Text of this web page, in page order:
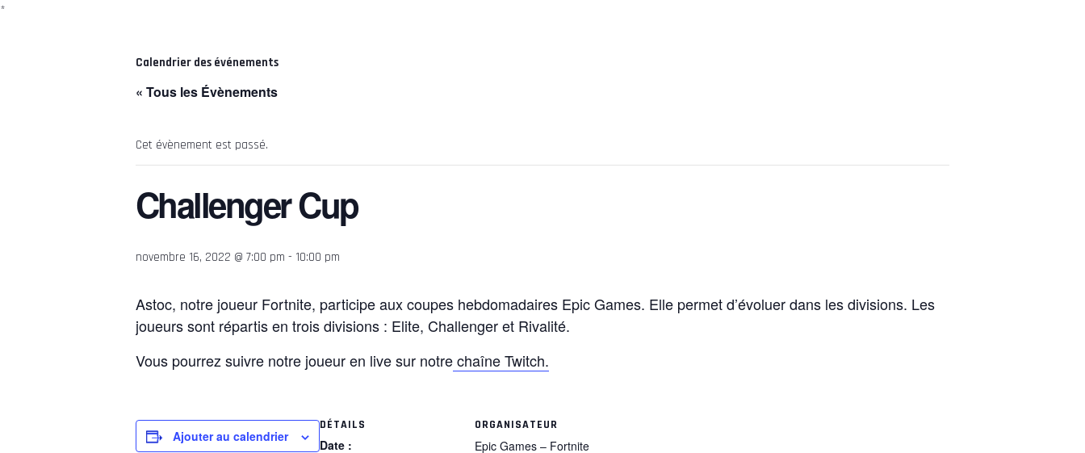
*
Calendrier des événements
« Tous les Évènements
Cet évènement est passé.
Challenger Cup
novembre 16, 2022 @ 7:00 pm - 10:00 pm
Astoc, notre joueur Fortnite, participe aux coupes hebdomadaires Epic Games. Elle permet d’évoluer dans les divisions. Les
joueurs sont répartis en trois divisions : Elite, Challenger et Rivalité.
Vous pourrez suivre notre joueur en live sur notrechaîne Twitch.
Ajouter au calendrier
DÉTAILS
Date :
ORGANISATEUR
Epic Games – Fortnite